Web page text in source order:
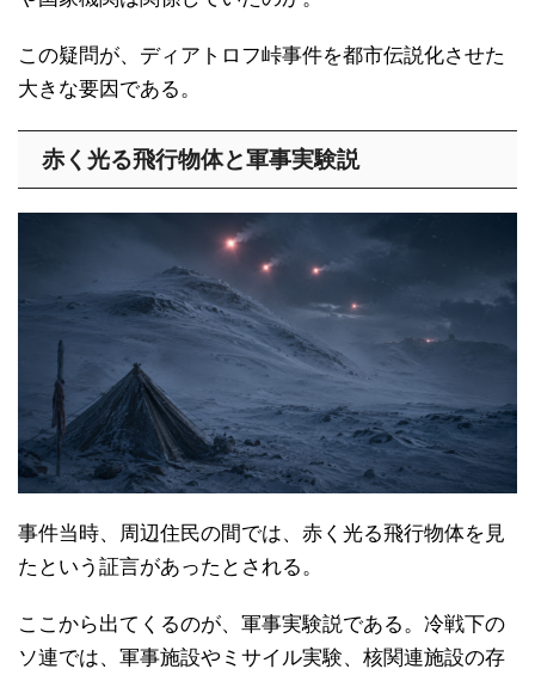
この疑問が、ディアトロフ峠事件を都市伝説化させた
大きな要因である。
赤く光る飛行物体と軍事実験説
事件当時、周辺住民の間では、赤く光る飛行物体を見
たという証言があったとされる。
ここから出てくるのが、軍事実験説である。冷戦下の
ソ連では、軍事施設やミサイル実験、核関連施設の存